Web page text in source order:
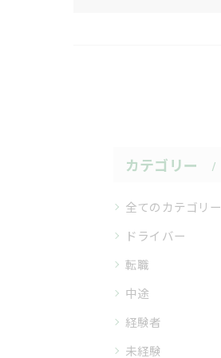
カテゴリー
全てのカテゴリー
ドライバー
転職
中途
経験者
未経験